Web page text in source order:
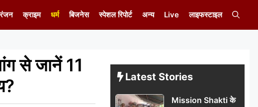
क्राइम धर्म बिजनेस स्पेशल रिपोर्ट अन्य Live लाइफस्टाइल
से जानें 11
Latest Stories
Mission Shakti के